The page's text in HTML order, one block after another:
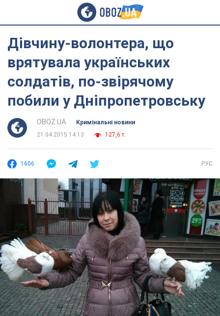
Дівчину-волонтера, що
врятувала українських
солдатів, по-звірячому
побили у Дніпропетровську
OBOZ.UA
Кримінальні новини
21.04.2015 14:13
127,6 т.
1606 РУС